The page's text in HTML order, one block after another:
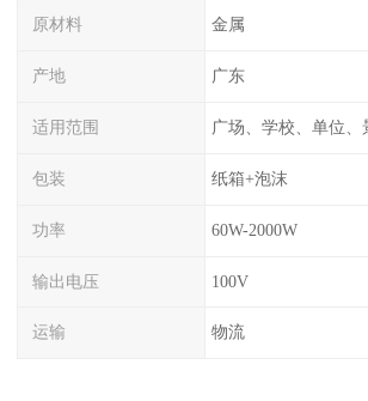
原材料 金属
产地 广东
适用范围 广场、学校、单位、
包装 纸箱+泡沫
功率 60W-2000W
输出电压 100V
运输 物流